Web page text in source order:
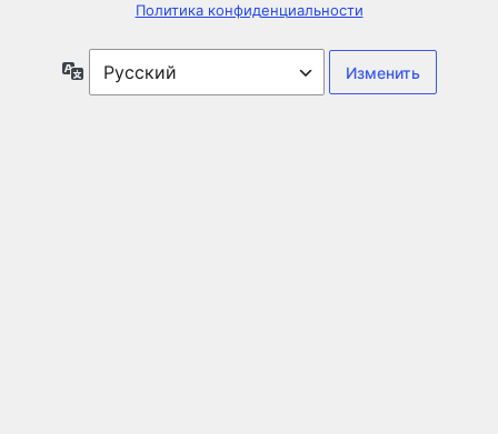
Политика конфиденциальности
Язык